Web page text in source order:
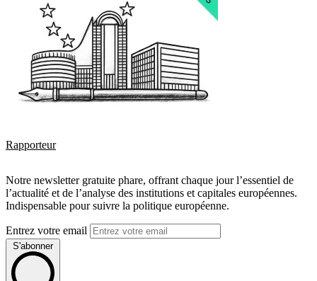
Rapporteur
Notre newsletter gratuite phare, offrant chaque jour l’essentiel de
l’actualité et de l’analyse des institutions et capitales européennes.
Indispensable pour suivre la politique européenne.
Entrez votre email
S'abonner